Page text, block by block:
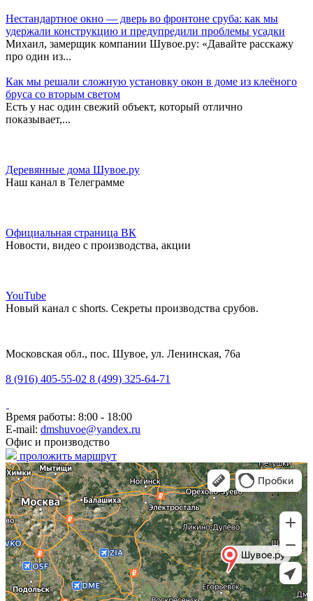
Нестандартное окно — дверь во фронтоне сруба: как мы
удержали конструкцию и предупредили проблемы усадки
Михаил, замерщик компании Шувое.ру: «Давайте расскажу
про один из...
Как мы решали сложную установку окон в доме из клеёного
бруса со вторым светом
Есть у нас один свежий объект, который отлично
показывает,...
Деревянные дома Шувое.ру
Наш канал в Телеграмме
Официальная страница ВК
Новости, видео с производства, акции
YouTube
Новый канал с shorts. Секреты производства срубов.
Московская обл., пос. Шувое, ул. Ленинская, 76а
8 (916) 405-55-02 8 (499) 325-64-71
Время работы: 8:00 - 18:00
E-mail: dmshuvoe@yandex.ru
Офис и производство
проложить маршрут